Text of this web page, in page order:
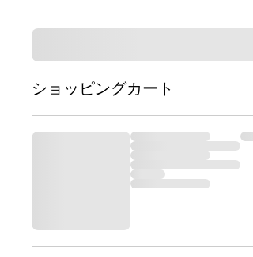
ショッピングカート